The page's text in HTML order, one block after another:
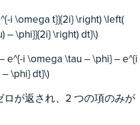
i \omega t}}{2i} \right) \left(
– \phi}}{2i} \right) dt}\)
e^{-i \omega \tau – \phi} – e^{i
\phi} dt}\)
が返され、2 つの項のみが